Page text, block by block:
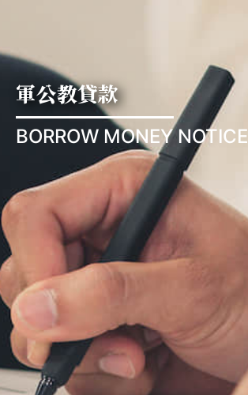
軍公教貸款
BORROW MONEY NOTICE